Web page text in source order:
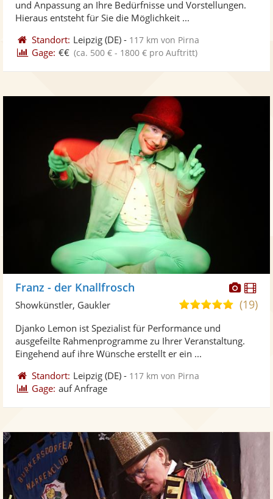
Sternen
und Anpassung an Ihre Bedürfnisse und Vorstellungen.
Hieraus entsteht für Sie die Möglichkeit ...
Standort: Leipzig (DE) - 117 km von Pirna
Gage: €€ (ca. 500 € - 1800 € pro Auftritt)
Franz - der Knallfrosch
5,0
Sternen
(19)
Showkünstler, Gaukler
Djanko Lemon ist Spezialist für Performance und
ausgefeilte Rahmenprogramme zu Ihrer Veranstaltung.
Eingehend auf ihre Wünsche erstellt er ein ...
Standort: Leipzig (DE) - 117 km von Pirna
Gage: auf Anfrage